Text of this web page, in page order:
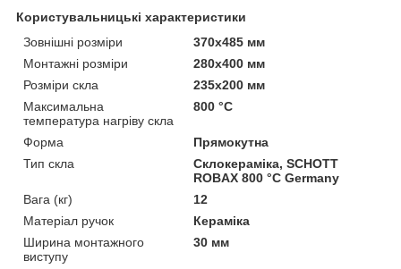
Користувальницькі характеристики
Зовнішні розміри
370х485 мм
Монтажні розміри
280х400 мм
Розміри скла
235x200 мм
Максимальна
температура нагріву скла
800 °C
Форма
Прямокутна
Тип скла
Склокераміка, SCHOTT
ROBAX 800 °C Germany
Вага (кг)
12
Матеріал ручок
Кераміка
Ширина монтажного
виступу
30 мм